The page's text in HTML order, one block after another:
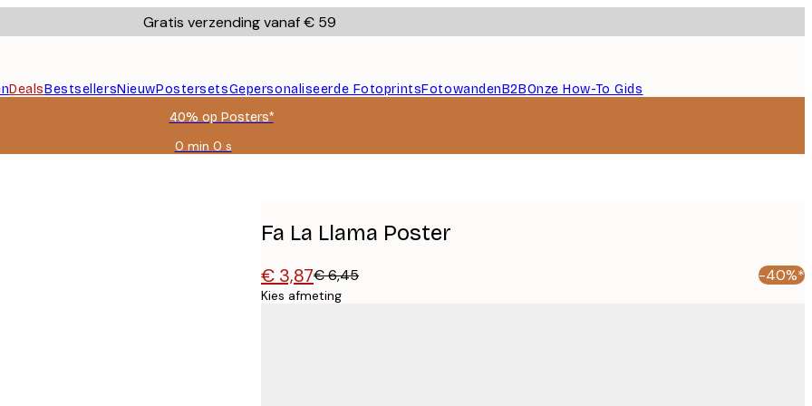
Gratis verzending vanaf € 59
DealsBestsellersNieuwPostersetsGepersonaliseerde FotoprintsFotowandenB2BOnze How-To Gids
40% op Posters*
0 min 0 s
Geldig
Fa La Llama Poster
€ 3,87€ 6,45 -40%*
Kies afmeting